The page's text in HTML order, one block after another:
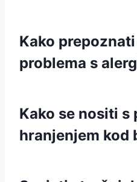
Kako
problema s
Kako se nositi s
hranjenjem kod